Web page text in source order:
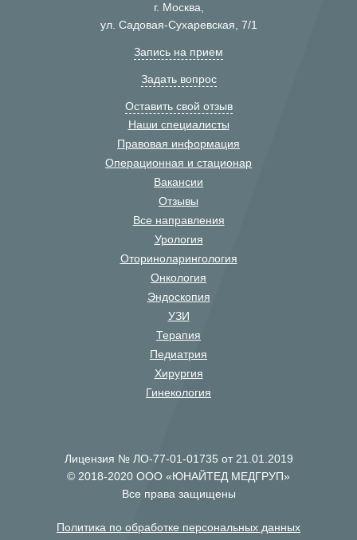
г. Москва,
ул. Садовая-Сухаревская, 7/1
Запись на прием
Задать вопрос
Оставить свой отзыв
Наши специалисты
Правовая информация
Операционная и стационар
Вакансии
Отзывы
Все направления
Урология
Оториноларингология
Онкология
Эндоскопия
УЗИ
Терапия
Педиатрия
Хирургия
Гинекология
Лицензия № ЛО-77-01-01735 от 21.01.2019
© 2018-2020 ООО «ЮНАЙТЕД МЕДГРУП»
Все права защищены
Политика по обработке персональных данных